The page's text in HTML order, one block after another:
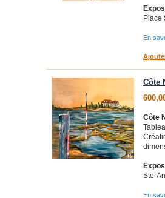
Place
En
Côte
Côte
Ste-
En